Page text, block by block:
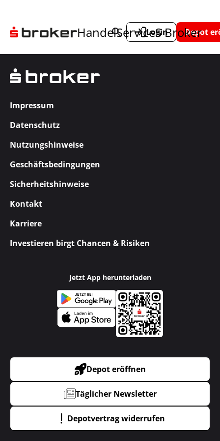
HandelServiceS Broker
Login Depot
Impressum
Datenschutz
Nutzungshinweise
Geschäftsbedingungen
Sicherheitshinweise
Kontakt
Karriere
Investieren birgt Chancen & Risiken
Jetzt App herunterladen
Depot eröffnen
Täglicher Newsletter
Depotvertrag widerrufen